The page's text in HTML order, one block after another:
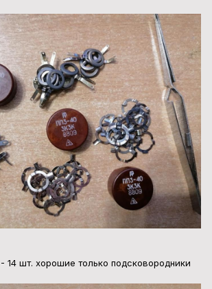
шт. хорошие только подсковородники